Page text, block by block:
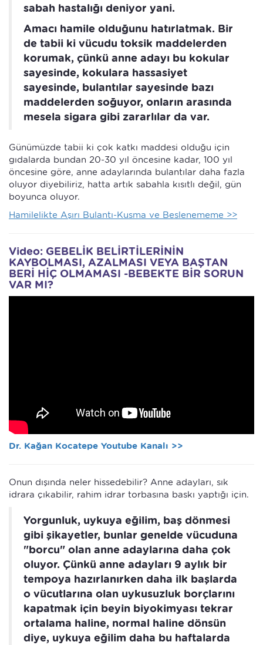
sabah hastalığı deniyor yani.
Amacı hamile olduğunu hatırlatmak. Bir
de tabii ki vücudu toksik maddelerden
korumak, çünkü anne adayı bu kokular
sayesinde, kokulara hassasiyet
sayesinde, bulantılar sayesinde bazı
maddelerden soğuyor, onların arasında
mesela sigara gibi zararlılar da var.
Günümüzde tabii ki çok katkı maddesi olduğu için
gıdalarda bundan 20-30 yıl öncesine kadar, 100 yıl
öncesine göre, anne adaylarında bulantılar daha fazla
oluyor diyebiliriz, hatta artık sabahla kısıtlı değil, gün
boyunca oluyor.
Hamilelikte Aşırı Bulantı-Kusma ve Beslenememe >>
Video: GEBELİK BELİRTİLERİNİN
KAYBOLMASI, AZALMASI VEYA BAŞTAN
BERİ HİÇ OLMAMASI -BEBEKTE BİR SORUN
VAR MI?
Dr. Kağan Kocatepe Youtube Kanalı >>
Onun dışında neler hissedebilir? Anne adayları, sık
idrara çıkabilir, rahim idrar torbasına baskı yaptığı için.
Yorgunluk, uykuya eğilim, baş dönmesi
gibi şikayetler, bunlar genelde vücuduna
"borcu" olan anne adaylarına daha çok
oluyor. Çünkü anne adayları 9 aylık bir
tempoya hazırlanırken daha ilk başlarda
o vücutlarına olan uykusuzluk borçlarını
kapatmak için beyin biyokimyası tekrar
ortalama haline, normal haline dönsün
diye, uykuya eğilim daha bu haftalarda